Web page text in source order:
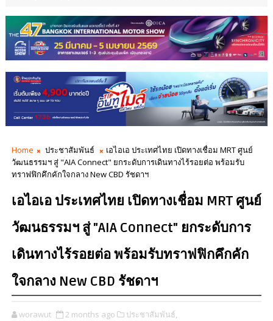
Home ประชาสัมพันธ์
เอไอเอ ประเทศไทย เปิดทางเชื่อม MRT ศูนย์
วัฒนธรรมฯ สู่ "AIA Connect" ยกระดับการเดินทางไร้รอยต่อ พร้อมรับ
ทราฟฟิกคึกคักใจกลาง New CBD รัชดาฯ
เอไอเอ ประเทศไทย เปิดทางเชื่อม MRT ศูนย์
วัฒนธรรมฯ สู่ "AIA Connect" ยกระดับการ
เดินทางไร้รอยต่อ พร้อมรับทราฟฟิกคึกคัก
ใจกลาง New CBD รัชดาฯ
worawut 2 months ago ประชาสัมพันธ์,